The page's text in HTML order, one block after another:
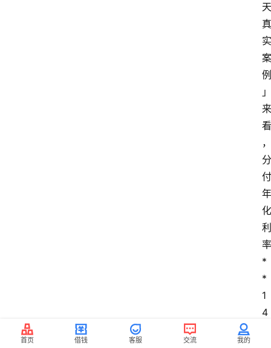
天
真
实
案
例
」
来
看
，
分
付
年
化
利
率
*
*
1
4
首页 借钱 客服 交流 我的